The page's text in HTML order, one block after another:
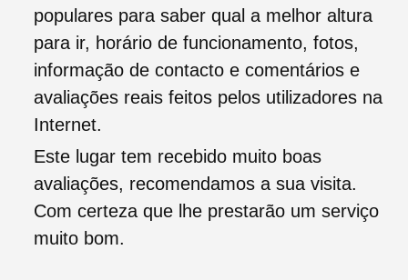
populares para saber qual a melhor altura
para ir, horário de funcionamento, fotos,
informação de contacto e comentários e
avaliações reais feitos pelos utilizadores na
Internet.
Este lugar tem recebido muito boas
avaliações, recomendamos a sua visita.
Com certeza que lhe prestarão um serviço
muito bom.